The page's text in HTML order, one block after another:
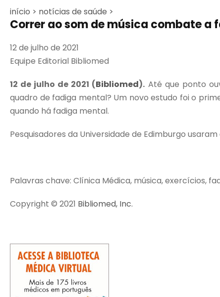
início > notícias de saúde >
Correr ao som de música combate a
12 de julho de 2021
Equipe Editorial Bibliomed
12 de julho de 2021 (Bibliomed). Até que ponto
quadro de fadiga mental? Um novo estudo foi o
quando há fadiga mental.
Pesquisadores da Universidade de Edimburgo
Palavras chave: Clínica Médica, música, exercícios,
Copyright © 2021 Bibliomed, Inc.